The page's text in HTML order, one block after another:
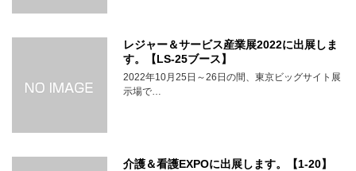
レジャー＆サービス産業展2022に出展しま
す。【LS-25ブース】
2022年10月25日～26日の間、東京ビッグサイト展
示場で…
介護＆看護EXPOに出展します。【1-20】